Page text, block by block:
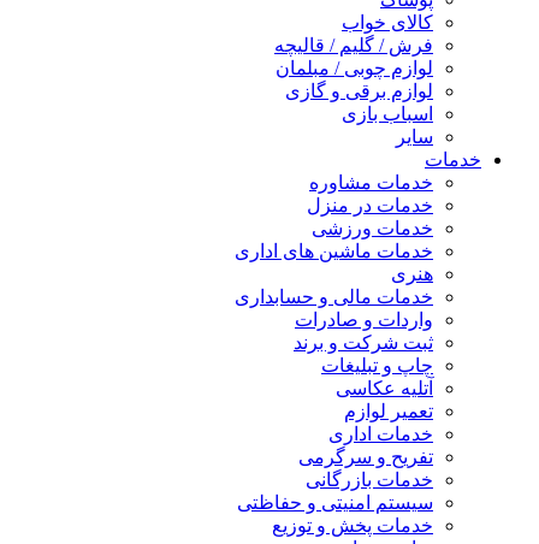
کالای خواب
فرش / گلیم / قالیچه
لوازم چوبی / مبلمان
لوازم برقی و گازی
اسباب بازی
سایر
خدمات
خدمات مشاوره
خدمات در منزل
خدمات ورزشی
خدمات ماشین های اداری
هنری
خدمات مالی و حسابداری
واردات و صادرات
ثبت شرکت و برند
چاپ و تبلیغات
آتلیه عکاسی
تعمیر لوازم
خدمات اداری
تفریح و سرگرمی
خدمات بازرگانی
سیستم امنیتی و حفاظتی
خدمات پخش و توزیع